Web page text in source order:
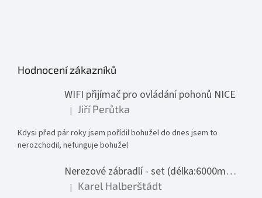
Hodnocení zákazníků
WIFI přijímač pro ovládání pohonů NICE
Hodnocení produktu je 1 z 5 hvězdiček.
| Jiří Perůtka
Kdysi před pár roky jsem pořídil bohužel do dnes jsem to
nerozchodil, nefunguje bohužel
Nerezové zábradlí - set (délka:6000mm x výška:1000mm)
Hodnocení produktu je 5 z 5 hvězdiček.
| Karel Halberštádt